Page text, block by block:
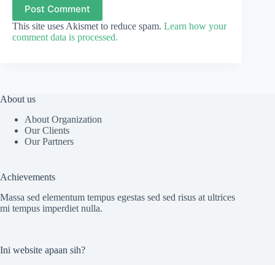
Post Comment
This site uses Akismet to reduce spam. Learn how your
comment data is processed.
About us
About Organization
Our Clients
Our Partners
Achievements
Massa sed elementum tempus egestas sed sed risus at ultrices
mi tempus imperdiet nulla.
Ini website apaan sih?